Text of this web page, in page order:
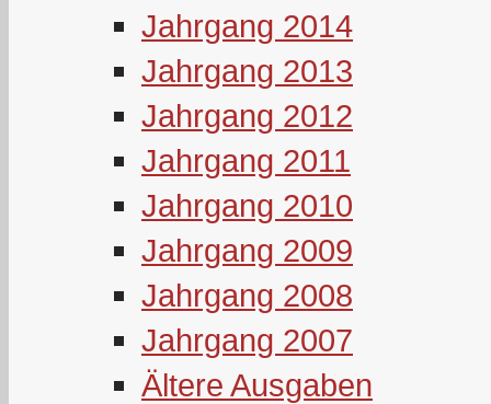
Jahrgang 2014
Jahrgang 2013
Jahrgang 2012
Jahrgang 2011
Jahrgang 2010
Jahrgang 2009
Jahrgang 2008
Jahrgang 2007
Ältere Ausgaben